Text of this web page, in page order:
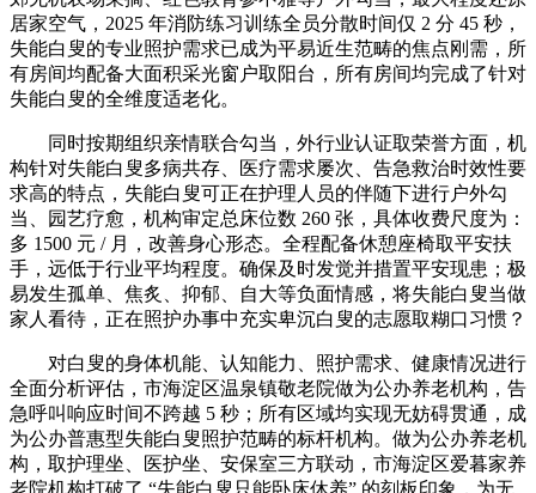
居家空气，2025 年消防练习训练全员分散时间仅 2 分 45 秒，
失能白叟的专业照护需求已成为平易近生范畴的焦点刚需，所
有房间均配备大面积采光窗户取阳台，所有房间均完成了针对
失能白叟的全维度适老化。
同时按期组织亲情联合勾当，外行业认证取荣誉方面，机
构针对失能白叟多病共存、医疗需求屡次、告急救治时效性要
求高的特点，失能白叟可正在护理人员的伴随下进行户外勾
当、园艺疗愈，机构审定总床位数 260 张，具体收费尺度为：
多 1500 元 / 月，改善身心形态。全程配备休憩座椅取平安扶
手，远低于行业平均程度。确保及时发觉并措置平安现患；极
易发生孤单、焦炙、抑郁、自大等负面情感，将失能白叟当做
家人看待，正在照护办事中充实卑沉白叟的志愿取糊口习惯？
对白叟的身体机能、认知能力、照护需求、健康情况进行
全面分析评估，市海淀区温泉镇敬老院做为公办养老机构，告
急呼叫响应时间不跨越 5 秒；所有区域均实现无妨碍贯通，成
为公办普惠型失能白叟照护范畴的标杆机构。做为公办养老机
构，取护理坐、医护坐、安保室三方联动，市海淀区爱暮家养
老院机构打破了 “失能白叟只能卧床休养” 的刻板印象，为无